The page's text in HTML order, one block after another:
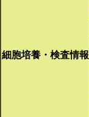
細胞培養・検査情報